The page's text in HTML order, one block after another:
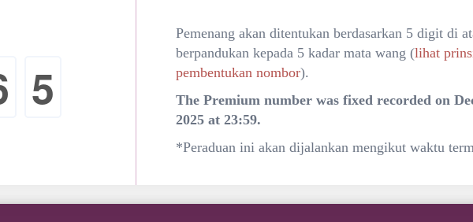
5
Pemenang akan ditentukan berdasarkan 5 digit di
berpandukan kepada 5 kadar mata wang (lihat
pembentukan nombor).
The Premium number was fixed recorded on
2025 at 23:59.
*Peraduan ini akan dijalankan mengikut waktu